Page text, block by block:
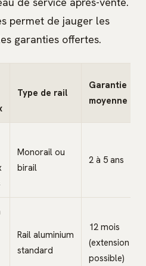
permet de jauger les
garanties offertes.
Type de rail
Garantie
moyenne
Monorail ou
birail
2 à 5 ans
Rail aluminium
standard
12 mois
(extension
possible)